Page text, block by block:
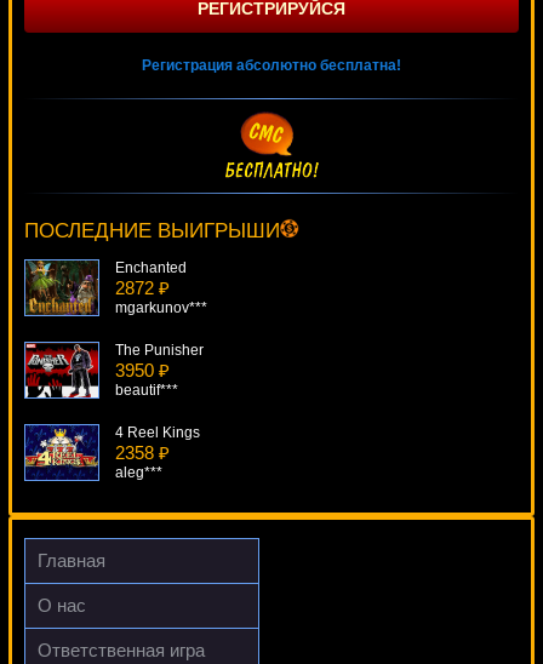
РЕГИСТРИРУЙСЯ
Регистрация абсолютно бесплатна!
ПОСЛЕДНИЕ ВЫИГРЫШИ
beautif***
Enchanted
2872 ₽
mgarkunov***
The Punisher
3950 ₽
beautif***
4 Reel Kings
2358 ₽
aleg***
Aztec Gold
3348 ₽
Главная
О нас
Ответственная игра